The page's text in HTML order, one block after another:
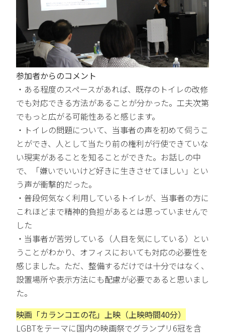
参加者からのコメント
・ある程度のスペースがあれば、既存のトイレの改修
でも対応できる方法があることが分かった。工夫次第
でもっと広がる可能性あると感じます。
・トイレの問題について、当事者の声を初めて伺うこ
とができ、人として当たり前の権利が行使できていな
い現実があることを知ることができた。お話しの中
で、「嫌いでいいけど好きに生きさせてほしい」とい
う声が衝撃的だった。
・普段何気なく利用しているトイレが、当事者の方に
これほどまで精神的負担があるとは思っていませんで
した
・当事者が苦労している（人目を気にしている）とい
うことがわかり、オフィスにおいても対応の必要性を
感じました。ただ、整備するだけでは十分ではなく、
設置場所や表示方法にも配慮が必要であると思いまし
た。
映画「カランコエの花」上映（上映時間40分）
LGBTをテーマに国内の映画祭でグランプリ6冠を含